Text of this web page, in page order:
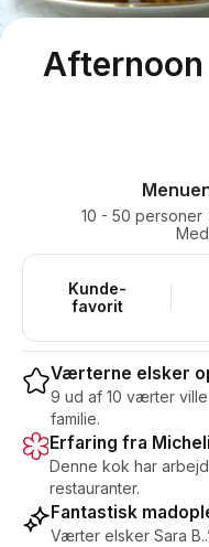
Afternoon
10 - 50 personer
Kunde-
favorit
Værterne elsker
9 ud af 10 værter
familie.
Erfaring fra
Denne kok har
restauranter.
Fantastisk
Værter elsker Sara